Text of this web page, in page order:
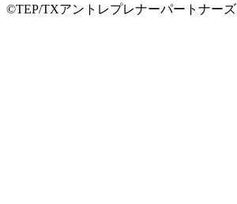
©TEP/TXアントレプレナーパートナーズ